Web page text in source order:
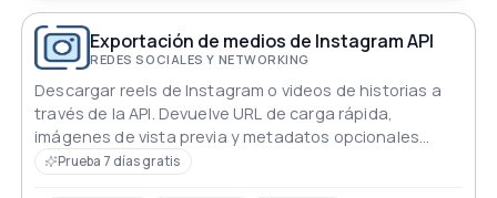
Exportación de medios de Instagram API
REDES SOCIALES Y NETWORKING
Descargar reels de Instagram o videos de historias a
través de la API. Devuelve URL de carga rápida,
imágenes de vista previa y metadatos opcionales
como subtítulos e información del perfil.
Prueba 7 días gratis